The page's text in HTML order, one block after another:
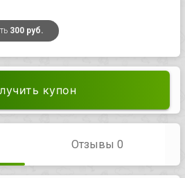
300 руб.
купон
Отзывы 0